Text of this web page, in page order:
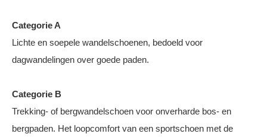
Categorie A
Lichte en soepele wandelschoenen, bedoeld voor
dagwandelingen over goede paden.
Categorie B
Trekking- of bergwandelschoen voor onverharde bos- en
bergpaden. Het loopcomfort van een sportschoen met de